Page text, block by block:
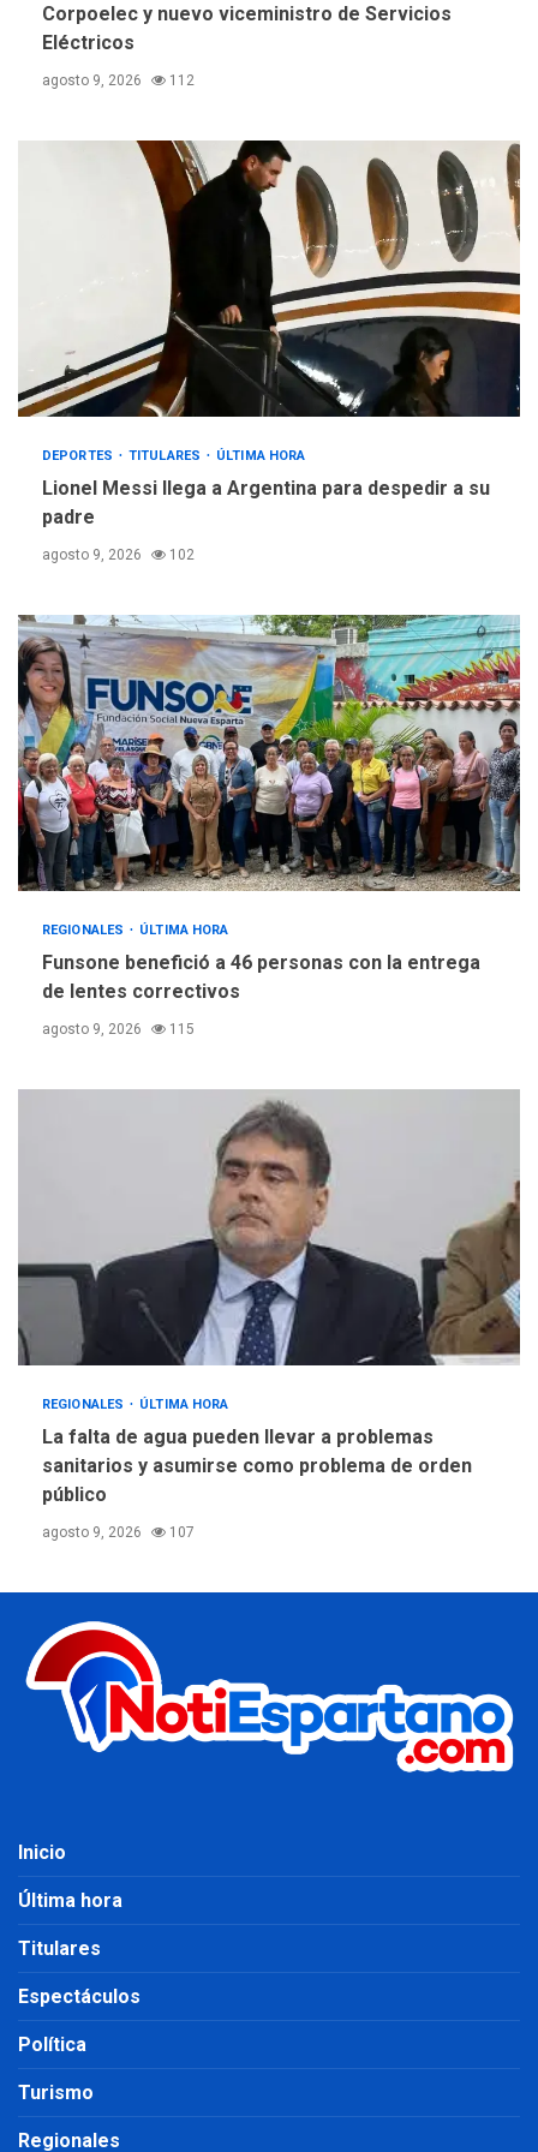
Corpoelec y nuevo viceministro de Servicios
Eléctricos
agosto 9, 2026 112
DEPORTES TITULARES ÚLTIMA HORA
Lionel Messi llega a Argentina para despedir a su
padre
agosto 9, 2026 102
REGIONALES ÚLTIMA HORA
Funsone benefició a 46 personas con la entrega
de lentes correctivos
agosto 9, 2026 115
REGIONALES ÚLTIMA HORA
La falta de agua pueden llevar a problemas
sanitarios y asumirse como problema de orden
público
agosto 9, 2026 107
Inicio
Última hora
Titulares
Espectáculos
Política
Turismo
Regionales